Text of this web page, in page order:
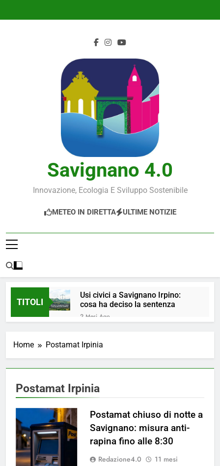
Savignano 4.0
Innovazione, Ecologia E Sviluppo Sostenibile
METEO IN DIRETTA ULTIME NOTIZIE
TITOLI
Usi civici a Savignano Irpino:
cosa ha deciso la sentenza
2 Mesi Ago
4 Mesi Ago
ORDINANZA N. 8/2026 –
PARZIALE REVOCA DEL DIVIETO
POTABILE
4 Mesi Ago
📢Aggiornamento Situazione
4 Mesi Ago
⚠️ Emergenza Acqua a
Savignano Irpino: Ordinanza n. 7
del 26 Marzo 2026
Mangiaplastica: Più ricicli, più
Home Postamat Irpinia
Postamat Irpinia
Postamat chiuso di notte a
Savignano: misura anti-
rapina fino alle 8:30
Redazione4.0
11 mesi